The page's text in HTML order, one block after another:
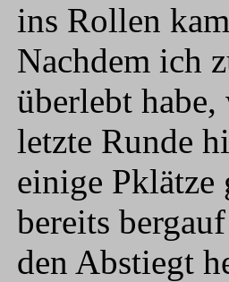
ins Rollen
Nachdem ich
überlebt
letzte Runde
einige Pklätze
bereits
den Abstiegt